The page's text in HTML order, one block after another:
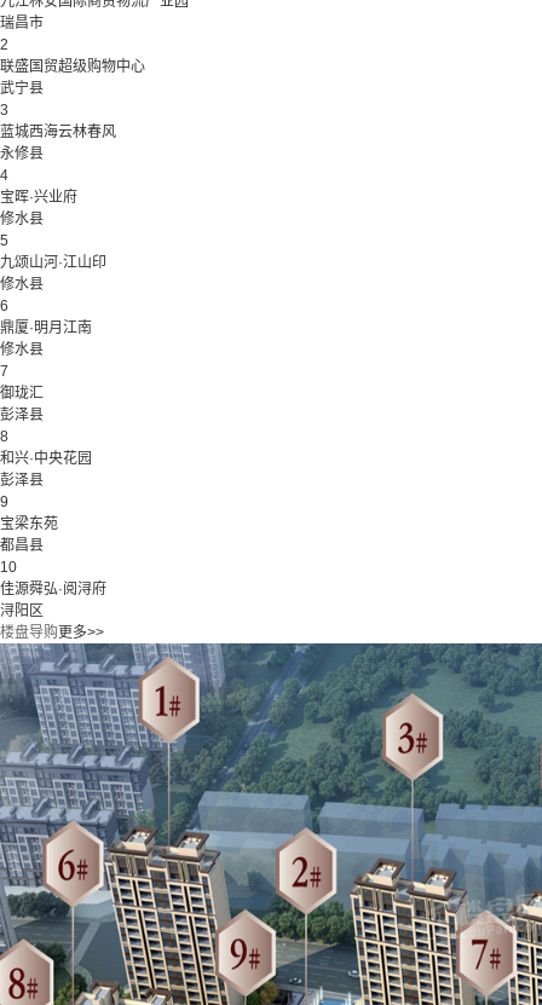
瑞昌市
2
联盛国贸超级购物中心
武宁县
3
蓝城西海云林春风
永修县
4
宝晖·兴业府
修水县
5
九颂山河·江山印
修水县
6
鼎厦·明月江南
修水县
7
御珑汇
彭泽县
8
和兴·中央花园
彭泽县
9
宝梁东苑
都昌县
10
佳源舜弘·阅浔府
浔阳区
楼盘导购更多>>